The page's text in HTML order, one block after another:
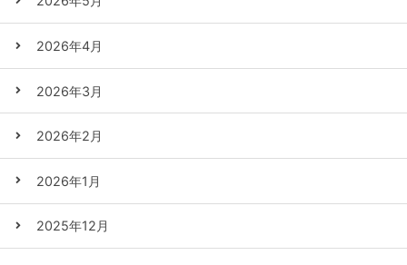
2026年4月
2026年3月
2026年2月
2026年1月
2025年12月